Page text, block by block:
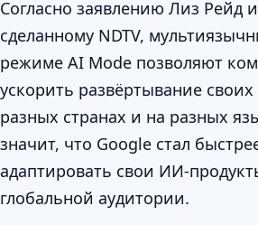
Согласно заявлению Лиз Рейд
сделанному NDTV,
режиме AI Mode позволяют
ускорить развёртывание своих
разных странах и на разных
значит, что Google стал
адаптировать свои ИИ-
глобальной аудитории.